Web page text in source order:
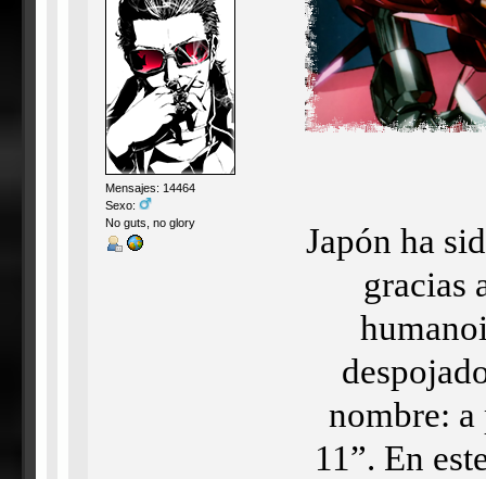
Mensajes: 14464
Sexo:
No guts, no glory
Japón ha
gracias
nombre: a
11”. En